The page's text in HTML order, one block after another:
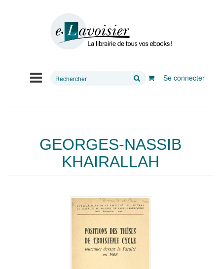
Rechercher
Se connecter
GEORGES-NASSIB
KHAIRALLAH